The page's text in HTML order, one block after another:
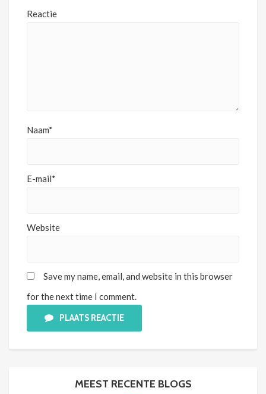
Reactie
Naam*
E-mail*
Website
Save my name, email, and website in this browser
for the next time I comment.
PLAATS REACTIE
MEEST RECENTE BLOGS